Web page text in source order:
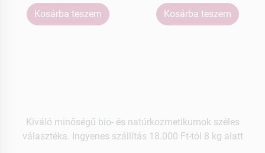
Kosárba teszem Kosárba teszem
Kiváló minőségű bio- és natúrkozmetikumok széles
választéka. Ingyenes szállítás 18.000 Ft-tól 8 kg alatt